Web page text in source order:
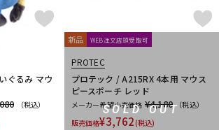
ぐるみ マウ
（税込）
SOLD OUT
新品 WEB注文店頭受取可
PROTEC
プロテック / A215RX 4本用 マウス
ピースポーチ レッド
メーカー希望小売価格 ¥4,180 （税込）
販売価格¥3,762(税込)